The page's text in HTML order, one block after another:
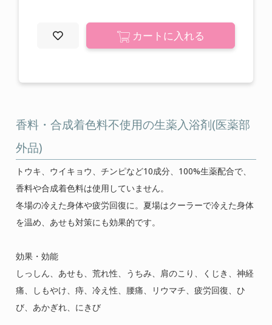
プライバシーポリシー
運営会社
0120-820-110
定休日 : 毎週 日・月・祝
カートに入れる
香料・合成着色料不使用の生薬入浴剤(医薬部
外品)
トウキ、ウイキョウ、チンピなど10成分、100%生薬配合で、
香料や合成着色料は使用していません。
冬場の冷えた身体や疲労回復に。夏場はクーラーで冷えた身体
を温め、あせも対策にも効果的です。
効果・効能
しっしん、あせも、荒れ性、うちみ、肩のこり、くじき、神経
痛、しもやけ、痔、冷え性、腰痛、リウマチ、疲労回復、ひ
び、あかぎれ、にきび